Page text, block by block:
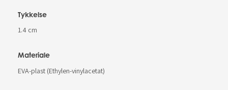
Tykkelse
1.4 cm
Materiale
EVA-plast (Ethylen-vinylacetat)